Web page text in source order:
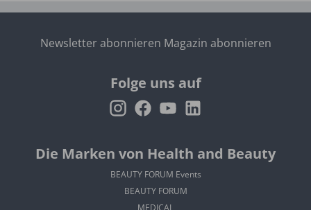
Newsletter abonnieren Magazin abonnieren
Folge uns auf
Die Marken von Health and Beauty
BEAUTY FORUM Events
BEAUTY FORUM
MEDICAL